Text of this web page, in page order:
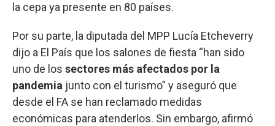
la cepa ya presente en 80 países.
Por su parte, la diputada del MPP Lucía Etcheverry
dijo a El País que los salones de fiesta “han sido
uno de los sectores más afectados por la
pandemia junto con el turismo” y aseguró que
desde el FA se han reclamado medidas
económicas para atenderlos. Sin embargo, afirmó